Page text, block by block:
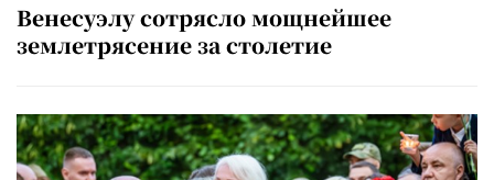
Венесуэлу сотрясло мощнейшее
землетрясение за столетие